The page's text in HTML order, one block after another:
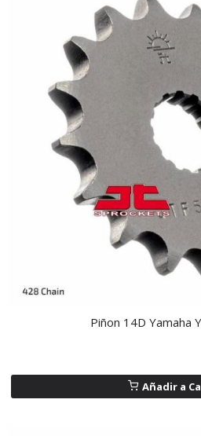
Piñon 14D Yamaha
Añadir a